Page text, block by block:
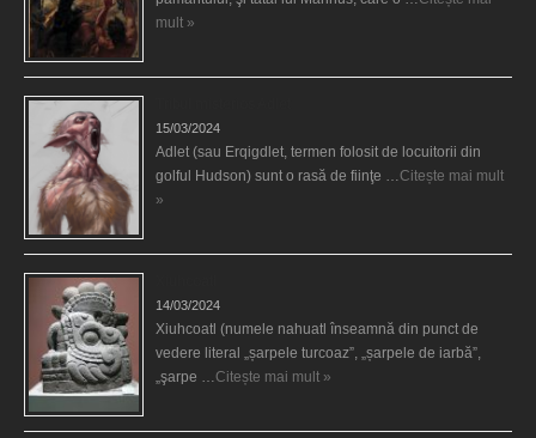
mult »
15/03/2024
Adlet (sau Erqigdlet, termen folosit de locuitorii din
golful Hudson) sunt o rasă de fiinţe …Citește mai mult
»
14/03/2024
Xiuhcoatl (numele nahuatl înseamnă din punct de
vedere literal „șarpele turcoaz”, „șarpele de iarbă”,
„şarpe …Citește mai mult »